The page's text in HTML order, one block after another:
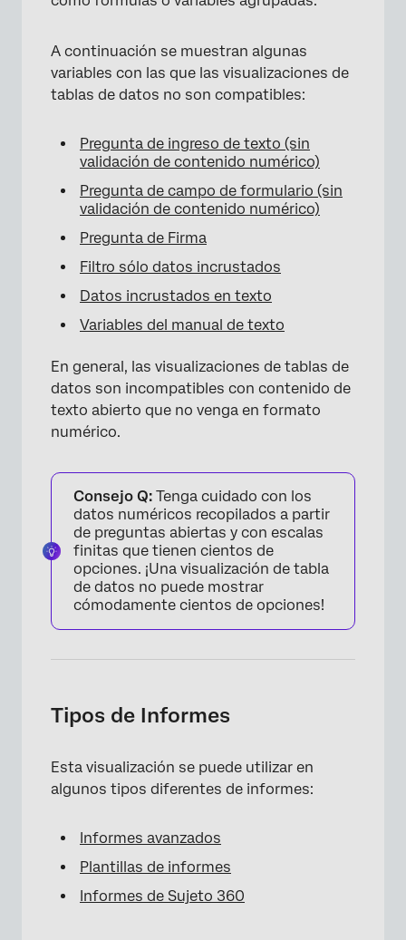
A continuación se muestran algunas
variables con las que las visualizaciones de
tablas de datos no son compatibles:
Pregunta de ingreso de texto (sin
validación de contenido numérico)
Pregunta de campo de formulario (sin
validación de contenido numérico)
Pregunta de Firma
Filtro sólo datos incrustados
Datos incrustados en texto
Variables del manual de texto
En general, las visualizaciones de tablas de
datos son incompatibles con contenido de
texto abierto que no venga en formato
numérico.
Consejo Q: Tenga cuidado con los
datos numéricos recopilados a partir
de preguntas abiertas y con escalas
finitas que tienen cientos de
opciones. ¡Una visualización de tabla
de datos no puede mostrar
cómodamente cientos de opciones!
Tipos de Informes
Esta visualización se puede utilizar en
algunos tipos diferentes de informes:
Informes avanzados
Plantillas de informes
Informes de Sujeto 360